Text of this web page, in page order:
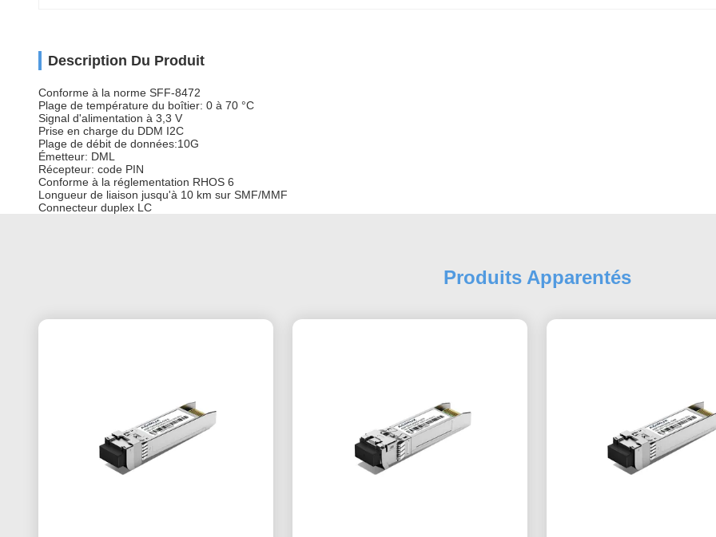
Description Du Produit
Conforme à la norme SFF-8472
Plage de température du boîtier: 0 à 70 °C
Signal d'alimentation à 3,3 V
Prise en charge du DDM I2C
Plage de débit de données:10G
Émetteur: DML
Récepteur: code PIN
Conforme à la réglementation RHOS 6
Longueur de liaison jusqu'à 10 km sur SMF/MMF
Connecteur duplex LC
Produits Apparentés